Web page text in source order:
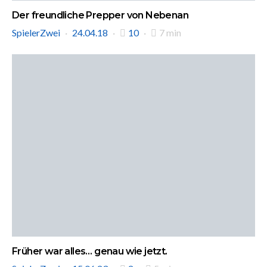
Der freundliche Prepper von Nebenan
SpielerZwei
24.04.18 10 7 min
Früher war alles… genau wie jetzt.